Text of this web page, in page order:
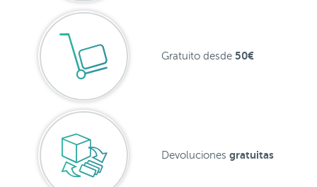
Gratuito desde 50€
Devoluciones gratuitas